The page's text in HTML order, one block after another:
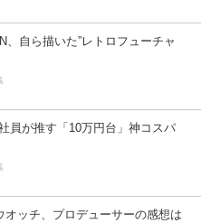
自ら描いた”レトロフューチャ
員が推す「10万円台」神コスパ
オッチ、プロデューサーの感想は